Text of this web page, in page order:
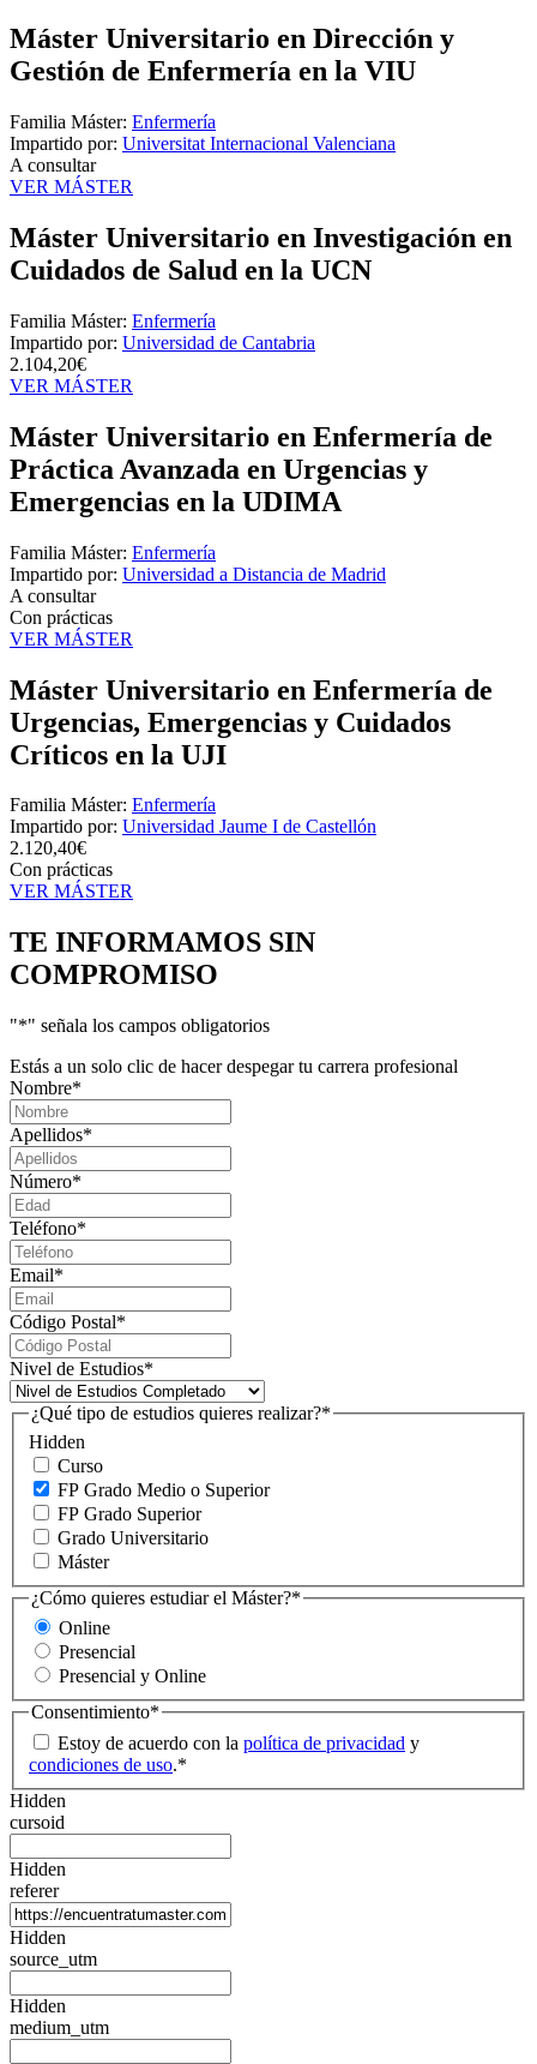
Máster Universitario en Dirección y
Gestión de Enfermería en la VIU
Familia Máster: Enfermería
Impartido por: Universitat Internacional Valenciana
A consultar
VER MÁSTER
Máster Universitario en Investigación en
Cuidados de Salud en la UCN
Familia Máster: Enfermería
Impartido por: Universidad de Cantabria
2.104,20€
VER MÁSTER
Máster Universitario en Enfermería de
Práctica Avanzada en Urgencias y
Emergencias en la UDIMA
Familia Máster: Enfermería
Impartido por: Universidad a Distancia de Madrid
A consultar
Con prácticas
VER MÁSTER
Máster Universitario en Enfermería de
Urgencias, Emergencias y Cuidados
Críticos en la UJI
Familia Máster: Enfermería
Impartido por: Universidad Jaume I de Castellón
2.120,40€
Con prácticas
VER MÁSTER
TE INFORMAMOS SIN
COMPROMISO
"*" señala los campos obligatorios
Estás a un solo clic de hacer despegar tu carrera profesional
Nombre*
Apellidos*
Número*
Teléfono*
Email*
Código Postal*
Nivel de Estudios*
Hidden
¿Qué tipo de estudios quieres realizar?*
Curso
FP Grado Medio o Superior
FP Grado Superior
Grado Universitario
Máster
¿Cómo quieres estudiar el Máster?*
Online
Presencial
Presencial y Online
Consentimiento*
Estoy de acuerdo con la política de privacidad y
condiciones de uso.*
Hidden
cursoid
Hidden
referer
Hidden
source_utm
Hidden
medium_utm